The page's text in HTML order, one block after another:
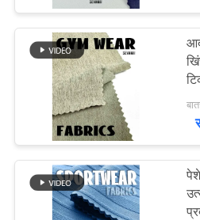
संपर्क
समाचार
मामलों
साइटमैप
पुनर्नवीनीकरण
फैब्रिक